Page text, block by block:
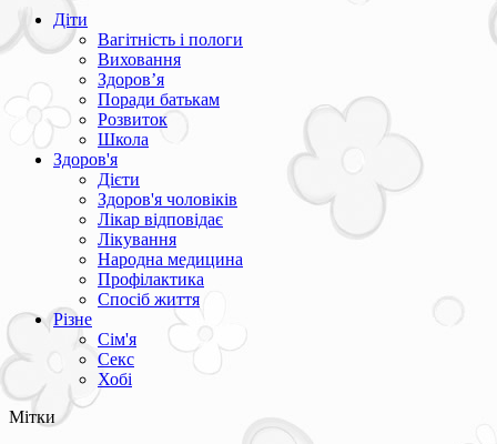
Діти
Вагітність і пологи
Виховання
Здоров’я
Поради батькам
Розвиток
Школа
Здоров'я
Дієти
Здоров'я чоловіків
Лікар відповідає
Лікування
Народна медицина
Профілактика
Спосіб життя
Різне
Сім'я
Секс
Хобі
Мітки